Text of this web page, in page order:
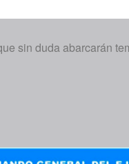
sin duda abarcarán